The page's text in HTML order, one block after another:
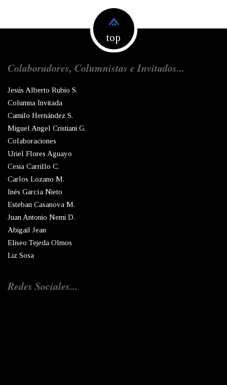
top
Colaboradores, Columnistas e Invitados...
Jesús Alberto Rubio S.
Columna Invitada
Camilo Hernández S.
Miguel Angel Cristiani G.
Colaboraciones
Uriel Flores Aguayo
Cesia Carrillo C.
Carlos Lozano M.
Inés García Nieto
Esteban Casanova M.
Juan Antonio Nemi D.
Abigail Jean
Eliseo Tejeda Olmos
Liz Sosa
Redes Sociales...